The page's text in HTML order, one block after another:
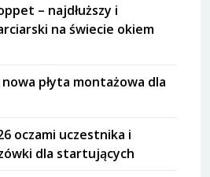
– najdłuższy i
na świecie okiem
płyta montażowa dla
oczami uczestnika i
dla startujących